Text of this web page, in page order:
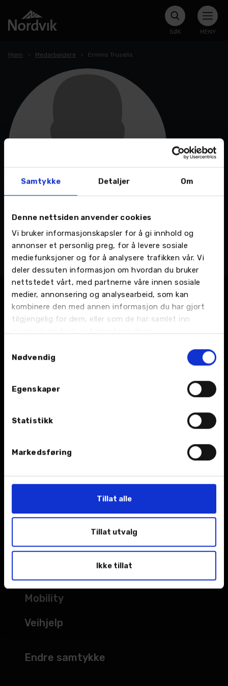
Samtykke Detaljer Om
Denne nettsiden anvender cookies
Vi bruker informasjonskapsler for å gi innhold og
annonser et personlig preg, for å levere sosiale
mediefunksjoner og for å analysere trafikken vår. Vi
deler dessuten informasjon om hvordan du bruker
nettstedet vårt, med partnerne våre innen sosiale
medier, annonsering og analysearbeid, som kan
kombinere den med annen informasjon du har gjort
tilgjengelig for dem, eller som de har samlet inn
gjennom din bruk av tjenestene deres.
Nødvendig
Egenskaper
Statistikk
Markedsføring
Tillat alle
Tillat utvalg
Ikke tillat
SØK MENY
Hjem Medarbeidere Ermins Truselis
Ermins Truselis
Leknes - Verksveien 12, Bilverksted
Nybil
Bruktbil
Verksted
Mobility
Veihjelp
Endre samtykke